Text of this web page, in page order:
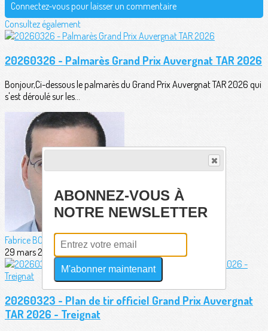
Connectez-vous pour laisser un commentaire
Consultez également
20260326 - Palmarès Grand Prix Auvergnat TAR 2026
Bonjour,Ci-dessous le palmarès du Grand Prix Auvergnat TAR 2026 qui
s'est déroulé sur les...
Fabrice BORDERIE
29 mars 2026
20260323 - Plan de tir officiel Grand Prix Auvergnat
TAR 2026 - Treignat
ABONNEZ-VOUS À
NOTRE NEWSLETTER
M'abonner maintenant